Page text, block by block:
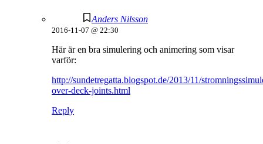
Anders Nilsson
2016-11-07 @ 22:30
Här är en bra simulering och animering som visar
varför:
http://sundetregatta.blogspot.de/2013/11/
over-deck-joints.html
Reply